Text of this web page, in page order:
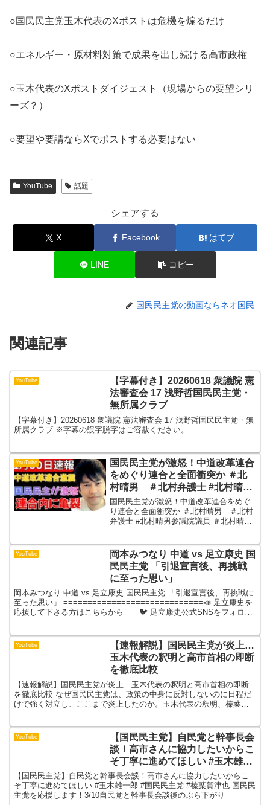
○国民民主党玉木代表のXポストは危機を煽るだけ
○エネルギー・原材料対策で成果を出し続ける高市政権
○玉木代表のXポストダイジェスト（現場からの要望シリ
ーズ？）
YouTube 話題
シェアする
X Facebook はてブ
LINE コピー
国民民主党の動画ならネオ国民
関連記事
YouTube
【字幕付き】20260618 衆議院 憲
法審査会 17 浅野哲国民民主党・
無所属クラブ
【字幕付き】20260618 衆議院 憲法審査会 17 浅野哲国民民主党・無
所属クラブ ※字幕の誤字脱字はご容赦ください。
YouTube
国民民主党が激怒！中道改革連合
をめぐり連合と全面衝突か ＃北
村晴男 ＃北村弁護士 #北村晴男
参議院議員
国民民主党が激怒！中道改革連合をめぐ
り連合と全面衝突か ＃北村晴男 ＃北村
弁護士 #北村晴男参議院議員 ＃北村晴
民主党が強い怒りを露わにしました。連
合との関係は一気に緊...
YouTube
岡本みつなり 中道 vs 足立康史 国
民民主党 「引退宣言後、再挑戦
に至った思い」
岡本みつなり 中道 vs 足立康史 国民民主党 「引退宣言後、再挑戦に
至った思い」 =============================📣 足立康史を
応援して下さる方はこちらから 🐦 足立康史公式SNSをフォロー
YouTube
【速報解説】国民民主党が炎上…
玉木代表の釈明と高市首相の即断
を徹底比較
【速報解説】国民民主党が炎上…玉木代表の釈明と高市首相の即断
を徹底比較 なぜ国民民主党は、政策の中身に反対しないのに日程だ
けで強く対立し、ここまで炎上したのか。玉木代表の釈明、榛葉幹
YouTube
【国民民主党】自民党と幹事長会
談！高市さんに協力したいからこ
そ丁寧に進めてほしい #玉木雄一
郎 #国民民主党 #榛葉賀津也
【国民民主党】自民党と幹事長会談！高市さんに協力したいからこ
そ丁寧に進めてほしい #玉木雄一郎 #国民民主党 #榛葉賀津也 国民民
主党を応援します！3/10自民党と幹事長会談後のぶら下がり